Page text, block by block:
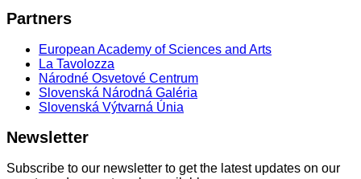
Partners
European Academy of Sciences and Arts
La Tavolozza
Národné Osvetové Centrum
Slovenská Národná Galéria
Slovenská Výtvarná Únia
Newsletter
Subscribe to our newsletter to get the latest updates on our